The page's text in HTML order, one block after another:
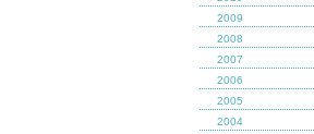
2009
2008
2007
2006
2005
2004